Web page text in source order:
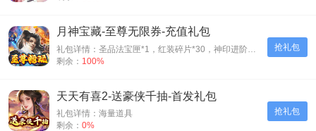
抢礼包
月神宝藏-至尊无限券-充值礼包
礼包详情：圣品法宝匣*1，红装碎片*30，神印进阶石*30
剩余： 100%
抢礼包
天天有喜2-送豪侠千抽-首发礼包
礼包详情：海量道具
剩余： 0%